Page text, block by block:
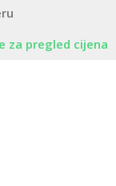
za pregled cijena